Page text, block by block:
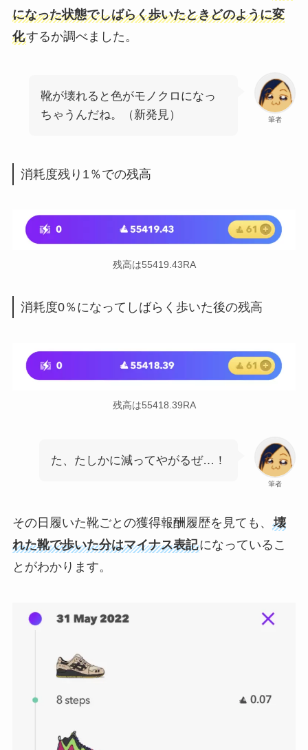
になった状態でしばらく歩いたときどのように変
化するか調べました。
筆者
靴が壊れると色がモノクロになっ
ちゃうんだね。（新発見）
消耗度残り1％での残高
残高は55419.43RA
消耗度0％になってしばらく歩いた後の残高
残高は55418.39RA
筆者
た、たしかに減ってやがるぜ…！
その日履いた靴ごとの獲得報酬履歴を見ても、 壊
れた靴で歩いた分はマイナス表記になっているこ
とがわかります。